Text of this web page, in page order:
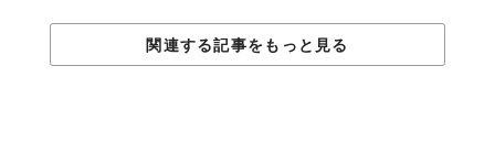
独自の進化を遂げた海洋島
関連する記事をもっと見る